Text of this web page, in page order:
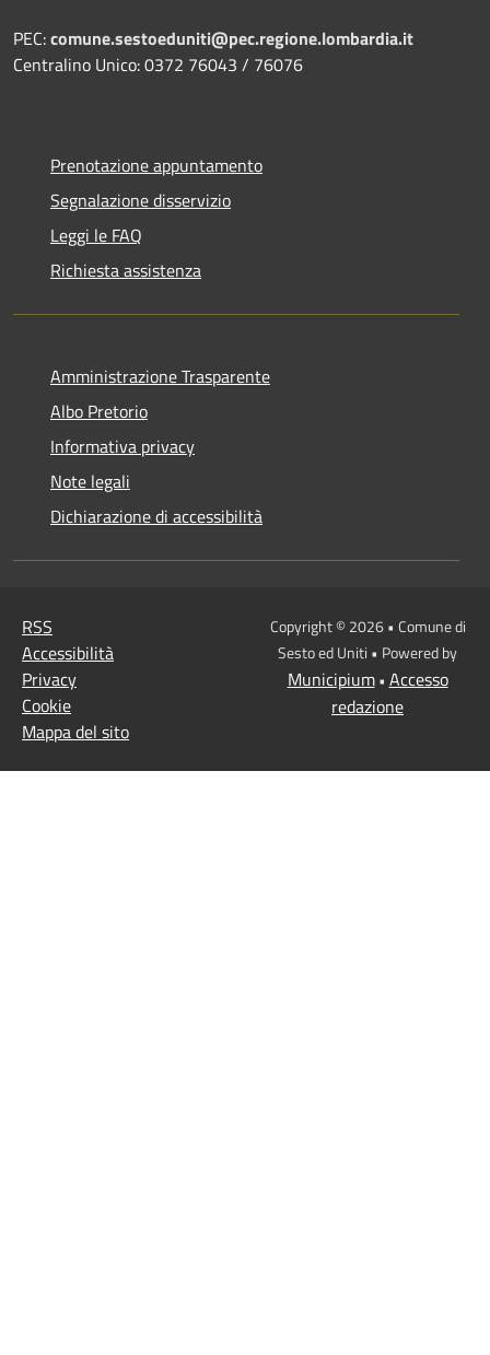
PEC:comune.sestoeduniti@pec.regione.lombardia.it
Centralino Unico: 0372 76043 / 76076
Prenotazione appuntamento
Segnalazione disservizio
Leggi le FAQ
Richiesta assistenza
Amministrazione Trasparente
Albo Pretorio
Informativa privacy
Note legali
Dichiarazione di accessibilità
RSS
Accessibilità
Privacy
Cookie
Mappa del sito
Copyright © 2026 • Comune di
Sesto ed Uniti • Powered by
Municipium• Accesso
redazione